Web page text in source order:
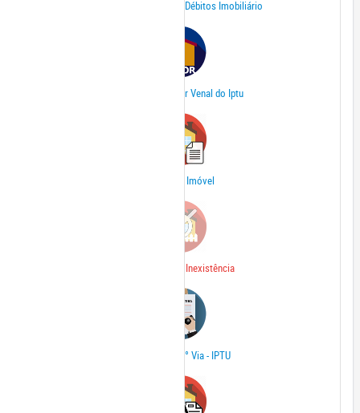
Certidão Negativa de Débitos Imobiliário
Certidão de Valor Venal do Iptu
Dados do Imóvel
Declaração de Inexistência
Dívida Ativa 2° Via - IPTU